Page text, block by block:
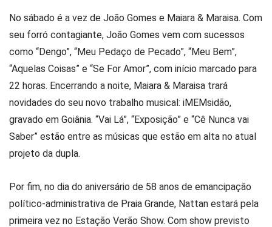
No sábado é a vez de João Gomes e Maiara & Maraisa. Com
seu forró contagiante, João Gomes vem com sucessos
como “Dengo”, “Meu Pedaço de Pecado”, “Meu Bem”,
“Aquelas Coisas” e “Se For Amor”, com início marcado para
22 horas. Encerrando a noite, Maiara & Maraisa trará
novidades do seu novo trabalho musical: iMEMsidão,
gravado em Goiânia. “Vai Lá”, “Exposição” e “Cê Nunca vai
Saber” estão entre as músicas que estão em alta no atual
projeto da dupla.
Por fim, no dia do aniversário de 58 anos de emancipação
político-administrativa de Praia Grande, Nattan estará pela
primeira vez no Estação Verão Show. Com show previsto